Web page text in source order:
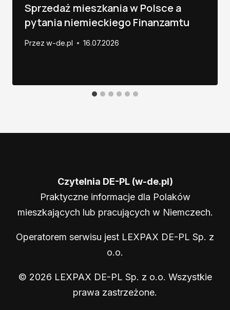
Sprzedaż mieszkania w Polsce a
pytania niemieckiego Finanzamtu
Przez w-de.pl 16.07.2026
Czytelnia DE-PL (w-de.pl)
Praktyczne informacje dla Polaków
mieszkających lub pracujących w Niemczech.
Operatorem serwisu jest LEXPAX DE-PL Sp. z
o.o.
© 2026 LEXPAX DE-PL Sp. z o.o. Wszystkie
prawa zastrzeżone.